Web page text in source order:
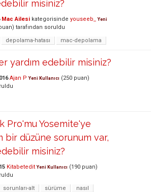
misiniz?
Mac Ailesi kategorisinde youseeb_
Yeni
tarafından soruldu
depolama-hatası mac-depolama
yardım edebilir misiniz?
Ajan P Yeni Kullanıcı (250 puan)
Pro'mu Yosemite'ye
bir düzüne sorunum var,
misiniz?
Kitabetedit Yeni Kullanıcı (190 puan)
sorunları-alt sürüme
nasıl